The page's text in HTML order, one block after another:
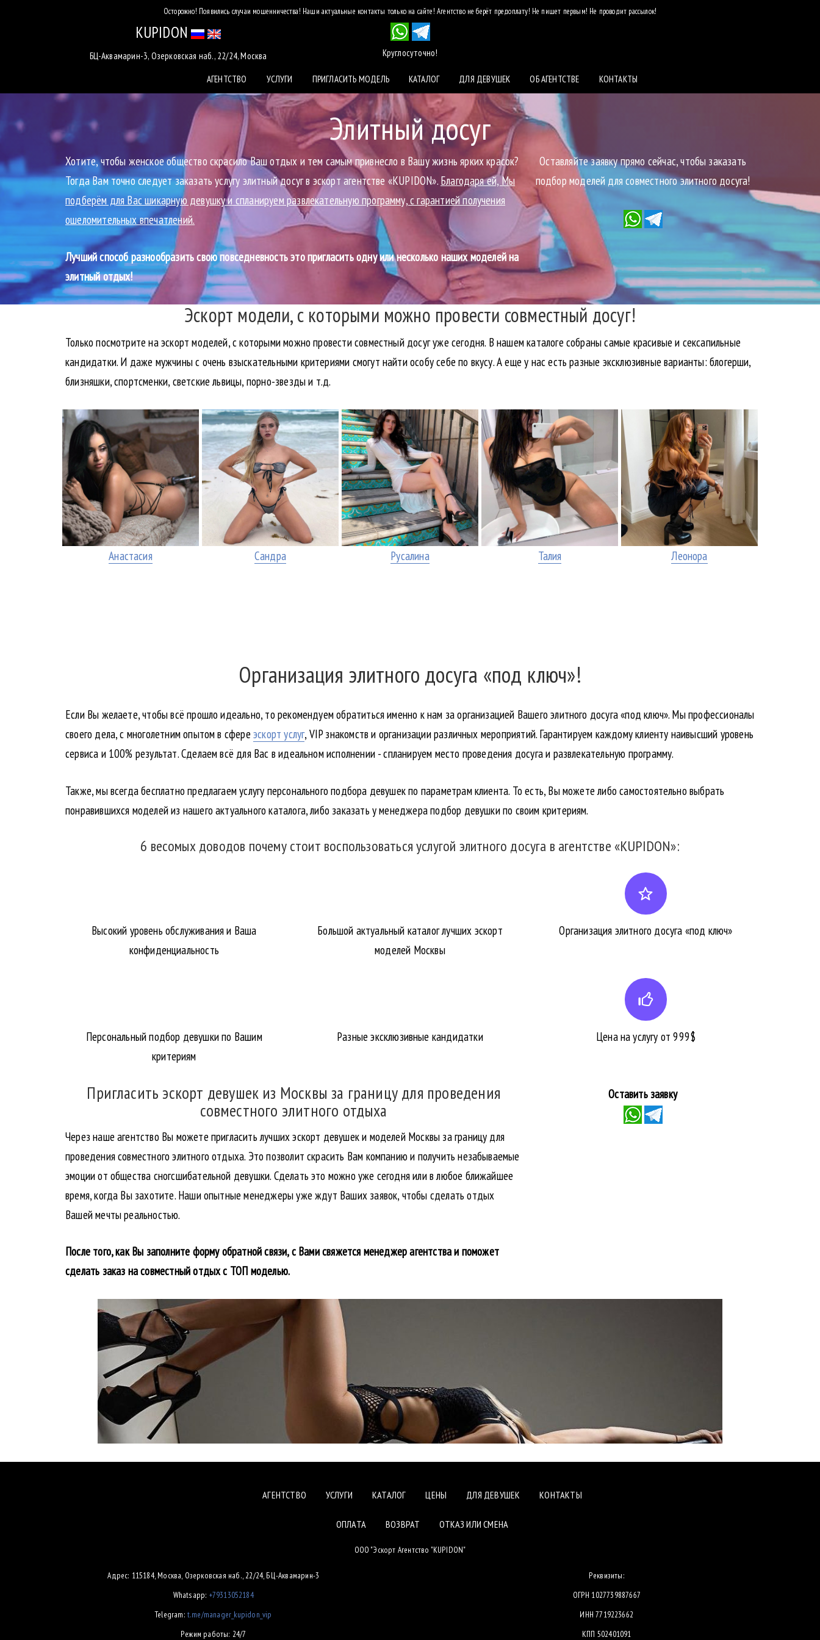
Осторожно! Появились случаи мошенничества! Наши актуальные контакты только на сайте! Агентство не берёт предоплату! Не пишет первым! Не проводит рассылок!
KUPIDON
БЦ-Аквамарин-3, Озерковская наб., 22/24, Москва Круглосуточно!
АГЕНТСТВО УСЛУГИ ПРИГЛАСИТЬ МОДЕЛЬ КАТАЛОГ ДЛЯ ДЕВУШЕК ОБ АГЕНТСТВЕ КОНТАКТЫ
Элитный досуг
Хотите, чтобы женское общество скрасило Ваш отдых и тем самым привнесло в Вашу жизнь ярких красок?
Тогда Вам точно следует заказать услугу элитный досуг в эскорт агентстве «KUPIDON». Благодаря ей, Мы
подберём для Вас шикарную девушку и спланируем развлекательную программу, с гарантией получения
ошеломительных впечатлений.
Лучший способ разнообразить свою повседневность это пригласить одну или несколько наших моделей на
элитный отдых!
Оставляйте заявку прямо сейчас, чтобы заказать
подбор моделей для совместного элитного досуга!
Эскорт модели, с которыми можно провести совместный досуг!
Только посмотрите на эскорт моделей, с которыми можно провести совместный досуг уже сегодня. В нашем каталоге собраны самые красивые и сексапильные
кандидатки. И даже мужчины с очень взыскательными критериями смогут найти особу себе по вкусу. А еще у нас есть разные эксклюзивные варианты: блогерши,
близняшки, спортсменки, светские львицы, порно-звезды и т.д.
Анастасия Сандра Русалина Талия Леонора
Организация элитного досуга «под ключ»!
Если Вы желаете, чтобы всё прошло идеально, то рекомендуем обратиться именно к нам за организацией Вашего элитного досуга «под ключ». Мы профессионалы
своего дела, с многолетним опытом в сфере эскорт услуг, VIP знакомств и организации различных мероприятий. Гарантируем каждому клиенту наивысший уровень
сервиса и 100% результат. Сделаем всё для Вас в идеальном исполнении - спланируем место проведения досуга и развлекательную программу.
Также, мы всегда бесплатно предлагаем услугу персонального подбора девушек по параметрам клиента. То есть, Вы можете либо самостоятельно выбрать
понравившихся моделей из нашего актуального каталога, либо заказать у менеджера подбор девушки по своим критериям.
6 весомых доводов почему стоит воспользоваться услугой элитного досуга в агентстве «KUPIDON»:
Высокий уровень обслуживания и Ваша
конфиденциальность
Большой актуальный каталог лучших эскорт
моделей Москвы
Организация элитного досуга «под ключ»
Персональный подбор девушки по Вашим
критериям
Разные эксклюзивные кандидатки Цена на услугу от 999$
Пригласить эскорт девушек из Москвы за границу для проведения
совместного элитного отдыха
Через наше агентство Вы можете пригласить лучших эскорт девушек и моделей Москвы за границу для
проведения совместного элитного отдыха. Это позволит скрасить Вам компанию и получить незабываемые
эмоции от общества сногсшибательной девушки. Сделать это можно уже сегодня или в любое ближайшее
время, когда Вы захотите. Наши опытные менеджеры уже ждут Ваших заявок, чтобы сделать отдых
Вашей мечты реальностью.
После того, как Вы заполните форму обратной связи, с Вами свяжется менеджер агентства и поможет
сделать заказ на совместный отдых с ТОП моделью.
Оставить заявку
АГЕНТСТВО УСЛУГИ КАТАЛОГ ЦЕНЫ ДЛЯ ДЕВУШЕК КОНТАКТЫ
ОПЛАТА ВОЗВРАТ ОТКАЗ ИЛИ СМЕНА
ООО "Эскорт Агентство "KUPIDON"
Адрес: 115184, Москва, Озерковская наб., 22/24, БЦ-Аквамарин-3
Whatsapp: +79313052184
Telegram: t.me/manager_kupidon_vip
Режим работы: 24/7
Реквизиты:
ОГРН 1027739887667
ИНН 7719223662
КПП 502401091